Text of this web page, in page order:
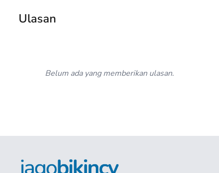
Ulasan
Belum ada yang memberikan ulasan.